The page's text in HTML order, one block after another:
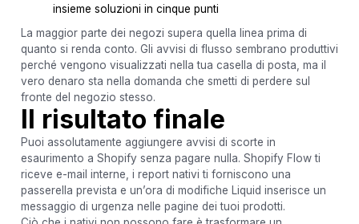
insieme soluzioni in cinque punti
La maggior parte dei negozi supera quella linea prima di
quanto si renda conto. Gli avvisi di flusso sembrano produttivi
perché vengono visualizzati nella tua casella di posta, ma il
vero denaro sta nella domanda che smetti di perdere sul
fronte del negozio stesso.
Il risultato finale
Puoi assolutamente aggiungere avvisi di scorte in
esaurimento a Shopify senza pagare nulla. Shopify Flow ti
riceve e-mail interne, i report nativi ti forniscono una
passerella prevista e un’ora di modifiche Liquid inserisce un
messaggio di urgenza nelle pagine dei tuoi prodotti.